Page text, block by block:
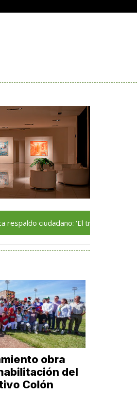
ciudadano: 'El trabajo que realizamos
obra
del
Colón